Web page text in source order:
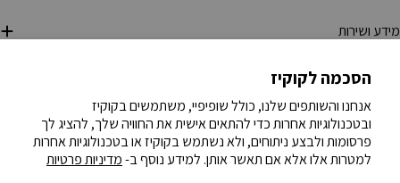
הסכמה לקוקיז
אנחנו והשותפים שלנו, כולל שופיפיי, משתמשים בקוקיז
ובטכנולוגיות אחרות כדי להתאים אישית את החוויה שלך, להציג לך
פרסומות ולבצע ניתוחים, ולא נשתמש בקוקיז או בטכנולוגיות אחרות
למטרות אלו אלא אם תאשר אותן. למידע נוסף ב-מדיניות פרטיות
מידע ושירות